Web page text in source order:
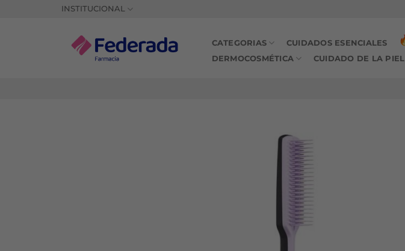
INSTITUCIONAL
CATEGORIAS CUIDADOS ESENCIALES
DERMOCOSMÉTICA CUIDADO DE LA PIEL